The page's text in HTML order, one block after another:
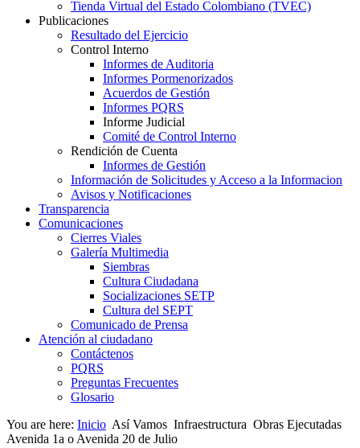
Tienda Virtual del Estado Colombiano (TVEC)
Publicaciones
Resultado del Ejercicio
Control Interno
Informes de Auditoria
Informes Pormenorizados
Acuerdos de Gestión
Informes PQRS
Informe Judicial
Comité de Control Interno
Rendición de Cuenta
Informes de Gestión
Información de Solicitudes y Acceso a la Informacion
Avisos y Notificaciones
Transparencia
Comunicaciones
Cierres Viales
Galería Multimedia
Siembras
Cultura Ciudadana
Socializaciones SETP
Cultura del SEPT
Comunicado de Prensa
Atención al ciudadano
Contáctenos
PQRS
Preguntas Frecuentes
Glosario
You are here: Inicio Así Vamos Infraestructura Obras Ejecutadas
Avenida 1a o Avenida 20 de Julio